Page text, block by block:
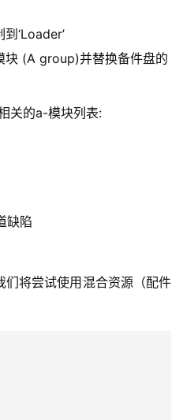
‘Loader’
块 (A group)并替换备件盘的
关的a-模块列表:
缺陷
们将尝试使用混合资源（配件